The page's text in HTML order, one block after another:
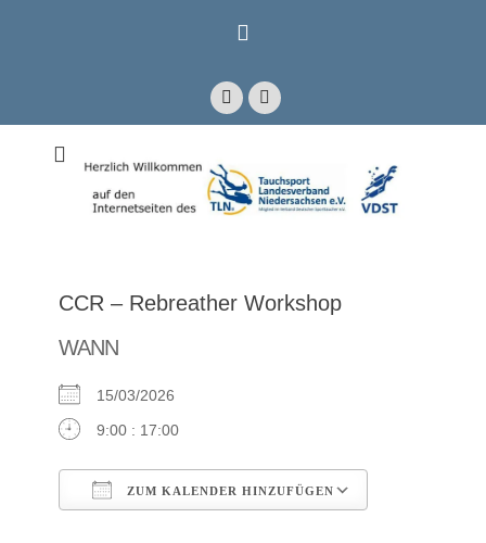
FacebookE-
Mail
Tauchsport
Landesverband
CCR – Rebreather Workshop
WANN
15/03/2026
9:00 : 17:00
ZUM KALENDER HINZUFÜGEN